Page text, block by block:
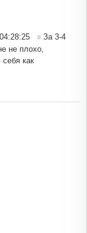
# За 3-4
не плохо,
как